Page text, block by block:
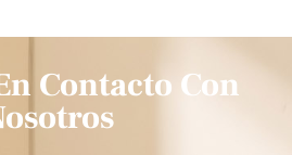
Contacto Con